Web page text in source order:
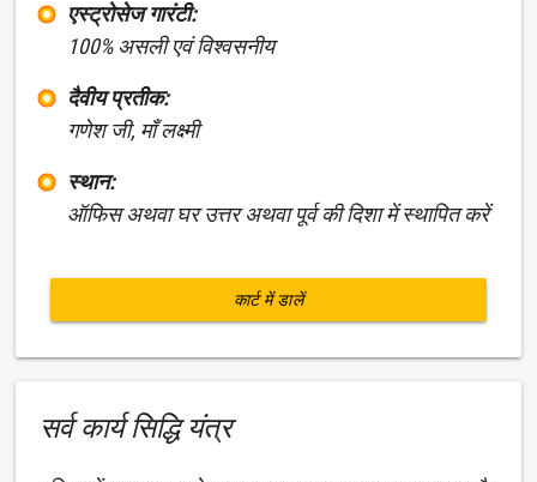
एस्ट्रोसेज गारंटी:
100% असली एवं विश्वसनीय
दैवीय प्रतीक:
गणेश जी, माँ लक्ष्मी
स्थान:
ऑफिस अथवा घर उत्तर अथवा पूर्व की दिशा में स्थापित करें
कार्ट में डालें
सर्व कार्य सिद्धि यंत्र